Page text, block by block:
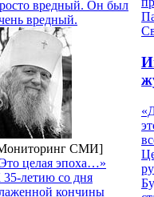
вредный. Он был
вредный.
СМИ]
целая эпоха…»
летию со дня
кончины